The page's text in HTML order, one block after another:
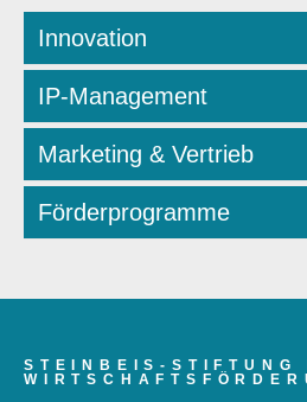
Innovation
IP-Management
Marketing & Vertrieb
Förderprogramme
STEINBEIS-STIFTUNG